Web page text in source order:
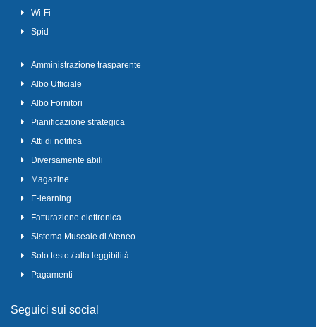
Wi-Fi
Spid
Amministrazione trasparente
Albo Ufficiale
Albo Fornitori
Pianificazione strategica
Atti di notifica
Diversamente abili
Magazine
E-learning
Fatturazione elettronica
Sistema Museale di Ateneo
Solo testo / alta leggibilità
Pagamenti
Seguici sui social